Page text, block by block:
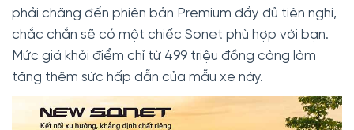
phải chăng đến phiên bản Premium đầy đủ tiện nghi,
chắc chắn sẽ có một chiếc Sonet phù hợp với bạn.
Mức giá khởi điểm chỉ từ 499 triệu đồng càng làm
tăng thêm sức hấp dẫn của mẫu xe này.